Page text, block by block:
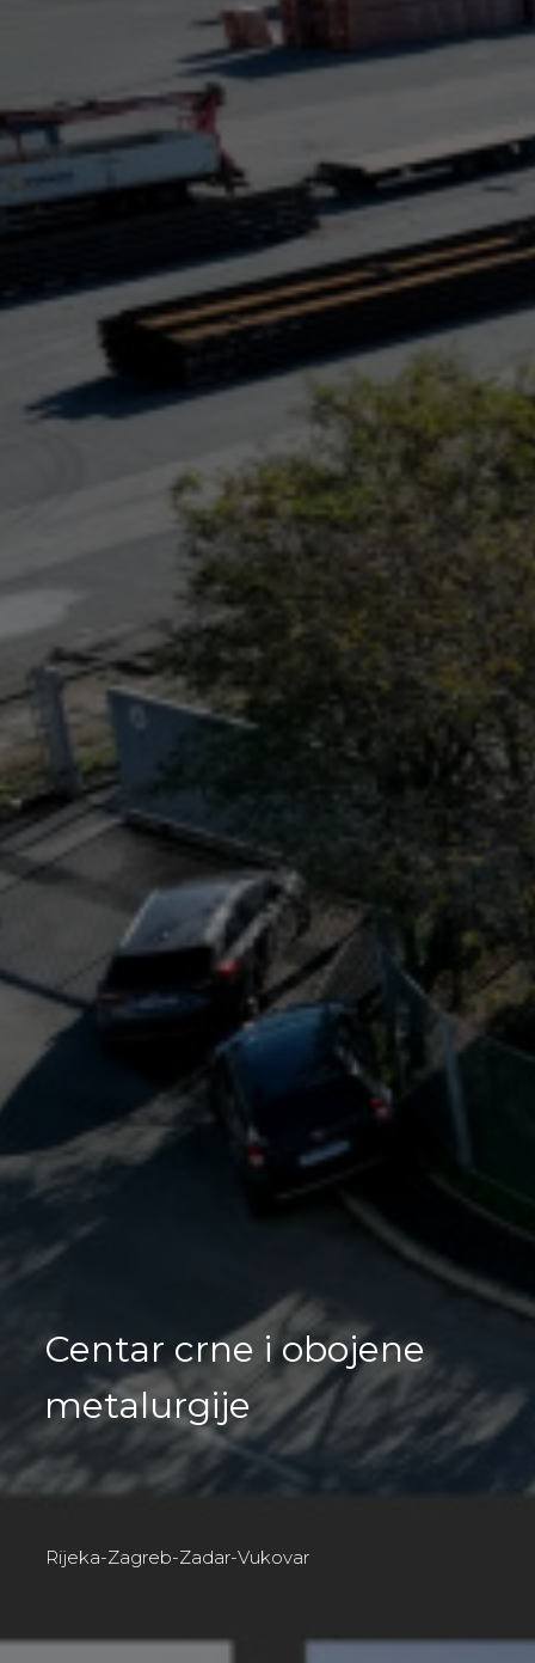
Centar crne i obojene
metalurgije
Rijeka-Zagreb-Zadar-Vukovar